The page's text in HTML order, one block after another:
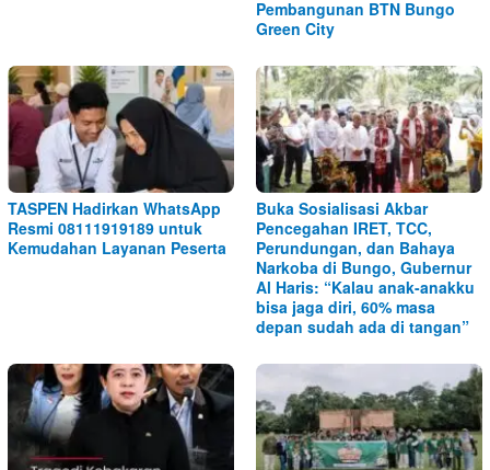
Pembangunan BTN Bungo
Green City
TASPEN Hadirkan WhatsApp
Resmi 08111919189 untuk
Kemudahan Layanan Peserta
Buka Sosialisasi Akbar
Pencegahan IRET, TCC,
Perundungan, dan Bahaya
Narkoba di Bungo, Gubernur
Al Haris: “Kalau anak-anakku
bisa jaga diri, 60% masa
depan sudah ada di tangan”